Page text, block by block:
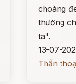
choàng
thường
ta".
13-07-
Thần